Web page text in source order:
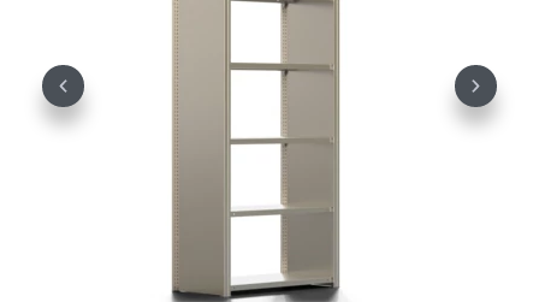
Previous Next